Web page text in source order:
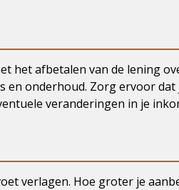
het afbetalen van de lening
en onderhoud. Zorg ervoor dat
veranderingen in je
verlagen. Hoe groter je